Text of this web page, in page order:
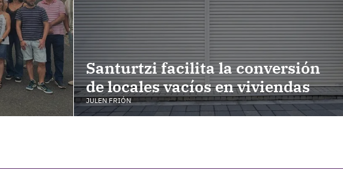
Santurtzi facilita la conversión
de locales vacíos en viviendas
JULEN FRIÓN